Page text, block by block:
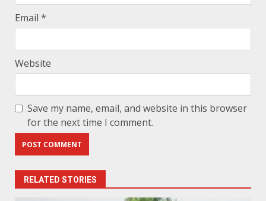
Email *
Website
Save my name, email, and website in this browser
for the next time I comment.
RELATED STORIES